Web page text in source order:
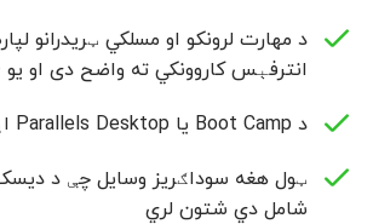
د مهارت لرونکو او مسلکي ټریدرانو
انترفېس کاروونکي ته واضح دی او
د Boot Camp یا Parallels Desktop اړتیا نشته
ټول هغه سوداګریز وسایل چې د
شامل دي شتون لري